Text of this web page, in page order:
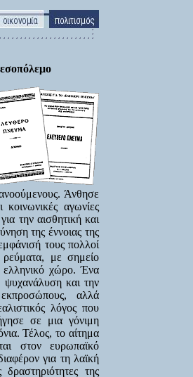
Άνθησε
αγωνίες
την αισθητική και
της έννοιας της
τους πολλοί
ρεύματα, με σημείο
ελληνικό χώρο. Ένα
ψυχανάλυση και την
αλλά
λόγος που
σε μια γόνιμη
Τέλος, το αίτημα
στον ευρωπαϊκό
για τη λαϊκή
της